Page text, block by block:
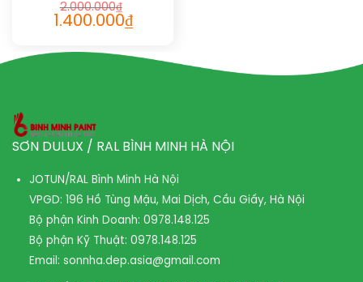
2.000.000₫
1.400.000₫
SƠN DULUX / RAL BÌNH MINH HÀ NỘI
JOTUN/RAL Bình Minh Hà Nội
VPGD: 196 Hồ Tùng Mậu, Mai Dịch, Cầu Giấy, Hà Nội
Bộ phận Kinh Doanh: 0978.148.125
Bộ phận Kỹ Thuật: 0978.148.125
Email: sonnha.dep.asia@gmail.com